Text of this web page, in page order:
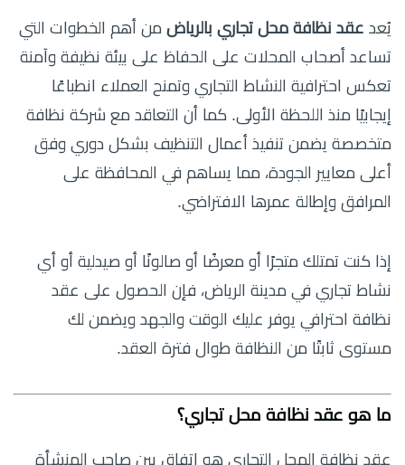
يُعد عقد نظافة محل تجاري بالرياض من أهم الخطوات التي
تساعد أصحاب المحلات على الحفاظ على بيئة نظيفة وآمنة
تعكس احترافية النشاط التجاري وتمنح العملاء انطباعًا
إيجابيًا منذ اللحظة الأولى. كما أن التعاقد مع شركة نظافة
متخصصة يضمن تنفيذ أعمال التنظيف بشكل دوري وفق
أعلى معايير الجودة، مما يساهم في المحافظة على
المرافق وإطالة عمرها الافتراضي.
إذا كنت تمتلك متجرًا أو معرضًا أو صالونًا أو صيدلية أو أي
نشاط تجاري في مدينة الرياض، فإن الحصول على عقد
نظافة احترافي يوفر عليك الوقت والجهد ويضمن لك
مستوى ثابتًا من النظافة طوال فترة العقد.
ما هو عقد نظافة محل تجاري؟
عقد نظافة المحل التجاري هو اتفاق بين صاحب المنشأة